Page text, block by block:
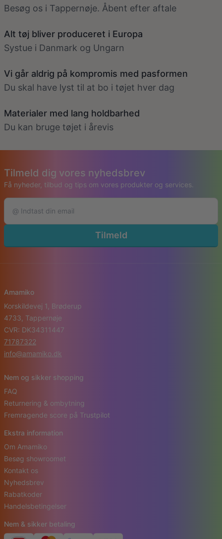
Besøg os i Tappernøje. Åbent efter aftale
Alt tøj bliver produceret i Europa
Systue i Danmark og Ungarn
Vi går aldrig på kompromis med pasformen
Du skal have lyst til at bo i tøjet hver dag
Materialer med lang holdbarhed
Du kan bruge tøjet i årevis
Tilmeld dig vores nyhedsbrev
Få nyheder, tilbud og tips om vores produkter og services.
Tilmeld
Amamiko
Korskildevej 1, Brøderup
4733, Tappernøje
CVR: DK34311447
71787322
info@amamiko.dk
Nem og sikker shopping
FAQ
Returnering & ombytning
Fremragende score på Trustpilot
Ekstra information
Om Amamiko
Besøg showroomet
Kontakt os
Nyhedsbrev
Rabatkoder
Handelsbetingelser
Nem & sikker betaling